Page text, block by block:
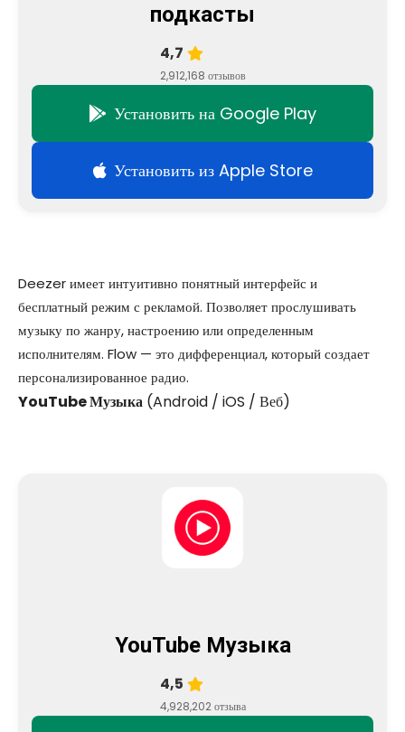
подкасты
4,7
2,912,168 отзывов
Установить на Google Play
Установить из Apple Store
Deezer имеет интуитивно понятный интерфейс и
бесплатный режим с рекламой. Позволяет прослушивать
музыку по жанру, настроению или определенным
исполнителям. Flow — это дифференциал, который создает
персонализированное радио.
YouTube Музыка (Android / iOS / Веб)
YouTube Музыка
4,5
4,928,202 отзыва